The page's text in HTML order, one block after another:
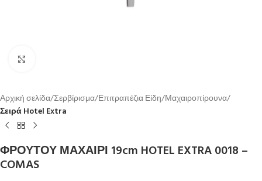
Αρχική σελίδα Σερβίρισμα Επιτραπέζια Είδη Μαχαιροπίρουνα
Σειρά Hotel Extra
ΦΡΟΥΤΟΥ ΜΑΧΑΙΡΙ 19cm HOTEL EXTRA 0018 –
COMAS